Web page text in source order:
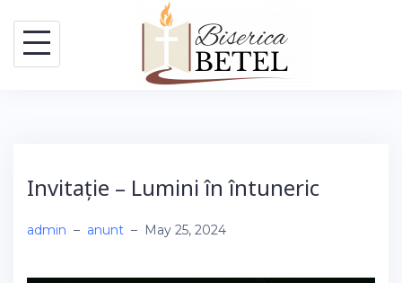
content
Invitație – Lumini în întuneric
admin – anunt – May 25, 2024